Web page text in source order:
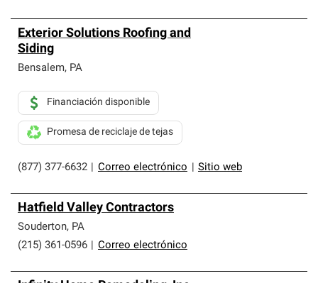
Exterior Solutions Roofing and
Siding
Bensalem, PA
(877) 377-6632 Correo electrónico Sitio web
Financiación disponible
Promesa de reciclaje de tejas
Hatfield Valley Contractors
Souderton, PA
(215) 361-0596
Correo electrónico